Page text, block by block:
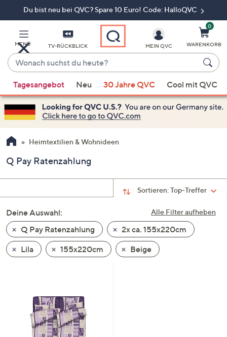
Du bist neu bei QVC? Spare 10 Euro! Code: HalloQVC
MENÜ TV-RÜCKBLICK
Wonach
suchst
du
heute?
Vorschläge
verfügbar
sind,
verwenden
Sie
Pfeiltasten
nach
und
nach
unten
oder
wischen
Geräten
MEIN QVC
0
WARENKORB
Tagesangebot Neu 30 Jahre QVC Cool mit QVC
Heimtextilien & Wohnideen
Q Pay Ratenzahlung
Sortieren:Top-Treffer
Alle Filter aufheben
Deine Auswahl:
Q Pay Ratenzahlung
2x ca. 155x220cm
Lila
155x220cm Beige